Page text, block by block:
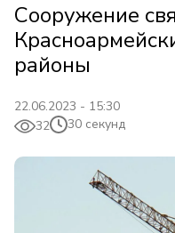
Сооружение
районы
22.06.2023 - 15:30
32
30 секунд